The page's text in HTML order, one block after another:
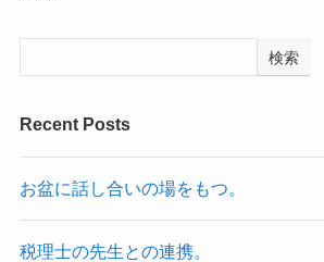
検索
Recent Posts
お盆に話し合いの場をもつ。
税理士の先生との連携。